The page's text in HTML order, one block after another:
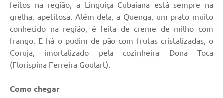
feitos na região, a Linguiça Cubaiana está sempre na
grelha, apetitosa. Além dela, a Quenga, um prato muito
conhecido na região, é feita de creme de milho com
frango. E há o pudim de pão com frutas cristalizadas, o
Coruja, imortalizado pela cozinheira Dona Toca
(Florispina Ferreira Goulart).
Como chegar